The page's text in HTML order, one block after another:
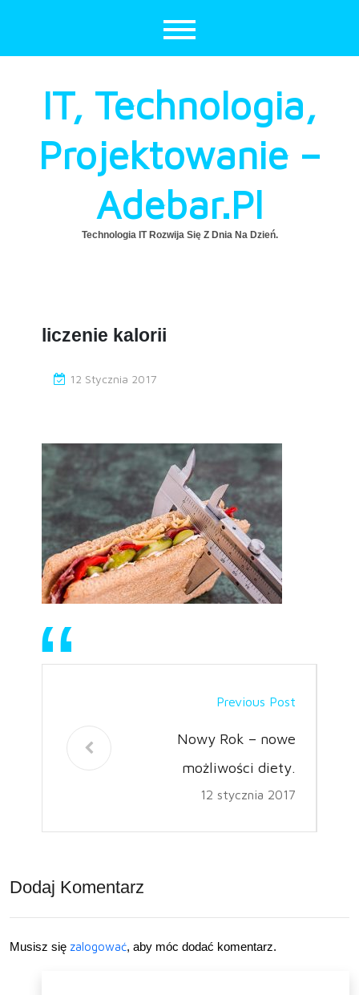
IT, Technologia,
Projektowanie –
Adebar.pl
Technologia IT Rozwija Się Z Dnia Na Dzień.
liczenie kalorii
12 Stycznia 2017
Previous Post
Nowy Rok – nowe
możliwości diety.
12 stycznia 2017
Dodaj Komentarz
Musisz się zalogować, aby móc dodać komentarz.